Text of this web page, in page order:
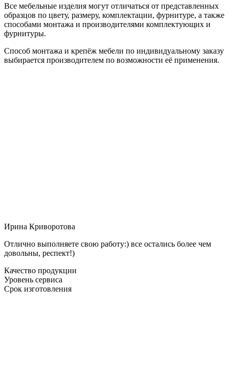
Все мебельные изделия могут отличаться от представленных
образцов по цвету, размеру, комплектации, фурнитуре, а также
способами монтажа и производителями комплектующих и
фурнитуры.
Способ монтажа и крепёж мебели по индивидуальному заказу
выбирается производителем по возможности её применения.
Ирина Криворотова
Отлично выполняете свою работу:) все остались более чем
довольны, респект!)
Качество продукции
Уровень сервиса
Срок изготовления